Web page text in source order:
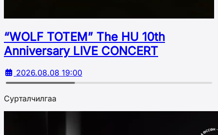
“WOLF TOTEM” The HU 10th
Аnniversary LIVE CONCERT
2026.08.08 19:00
Сурталчилгаа